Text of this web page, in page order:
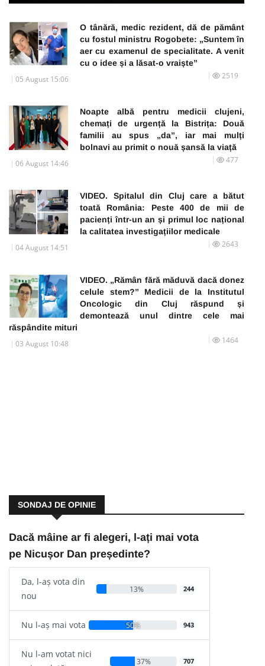
O tânără, medic rezident, dă de pământ
cu fostul ministru Rogobete: „Suntem în
aer cu examenul de specialitate. A venit
cu o idee și a lăsat-o vraiște”
05 August 15:06 2519
Noapte albă pentru medicii clujeni,
chemați de urgență la Bistrița: Două
familii au spus „da”, iar mai mulți
bolnavi au primit o nouă șansă la viață
06 August 14:46 477
VIDEO. Spitalul din Cluj care a bătut
toată România: Peste 400 de mii de
pacienți într-un an și primul loc național
la calitatea investigațiilor medicale
04 August 14:51 2643
VIDEO. „Rămân fără măduvă dacă donez
celule stem?” Medicii de la Institutul
Oncologic din Cluj răspund și
demontează unul dintre cele mai
răspândite mituri
03 August 10:48 1464
SONDAJ DE OPINIE
Dacă mâine ar fi alegeri, l-ați mai vota
pe Nicușor Dan președinte?
Da, l-aș vota din
nou
13% 244
Nu l-aș mai vota 50% 943
Nu l-am votat nici
37% 707